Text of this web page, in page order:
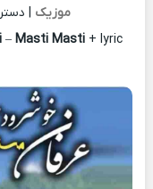
موزیک |
– Masti Masti+ lyric